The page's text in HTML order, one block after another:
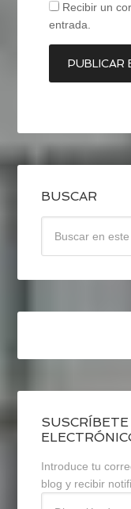
Recibir un
entrada.
BUSCAR
Introduce tu
blog y recibir